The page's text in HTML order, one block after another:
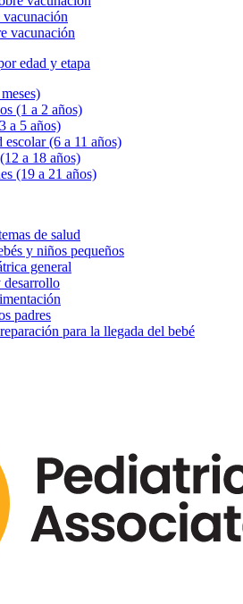
vacunación
edad y etapa
(1 a 2 años)
a 5 años)
escolar (6 a 11 años)
a 18 años)
(19 a 21 años)
de salud
y niños pequeños
general
padres
para la llegada del bebé